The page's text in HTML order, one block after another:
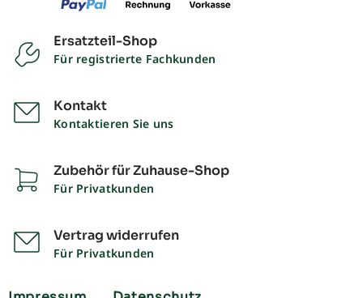
Ersatzteil-Shop
Für registrierte Fachkunden
Kontakt
Kontaktieren Sie uns
Zubehör für Zuhause-Shop
Für Privatkunden
Vertrag widerrufen
Für Privatkunden